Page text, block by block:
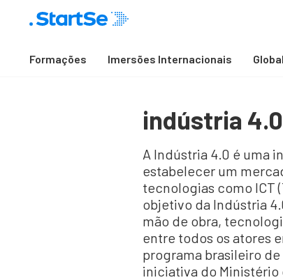
Formações Imersões Internacionais
indústria 4.0
A Indústria 4.0 é uma
estabelecer um
tecnologias como ICT
objetivo da Indústria
mão de obra,
entre todos os atores
programa brasileiro de
iniciativa do Ministério